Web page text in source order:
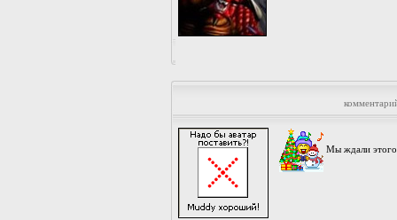
Мы ждали этого